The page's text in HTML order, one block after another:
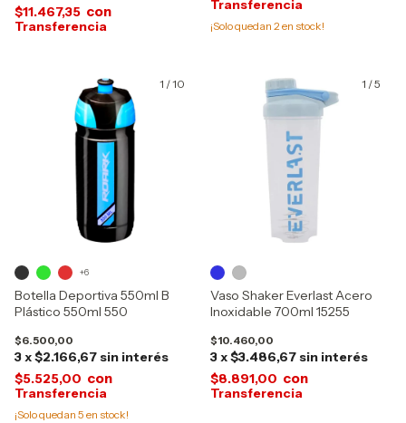
$11.467,35 con
¡Solo quedan 2en stock!
1 /10
Botella Deportiva 550ml B
Plástico 550ml 550
$6.500,00
3x$2.166,67 sin interés
$5.525,00 con
¡Solo quedan 5 en stock!
+6
1 /5
Vaso Shaker Everlast Acero
Inoxidable 700ml 15255
$10.460,00
3x$3.486,67 sin interés
$8.891,00 con